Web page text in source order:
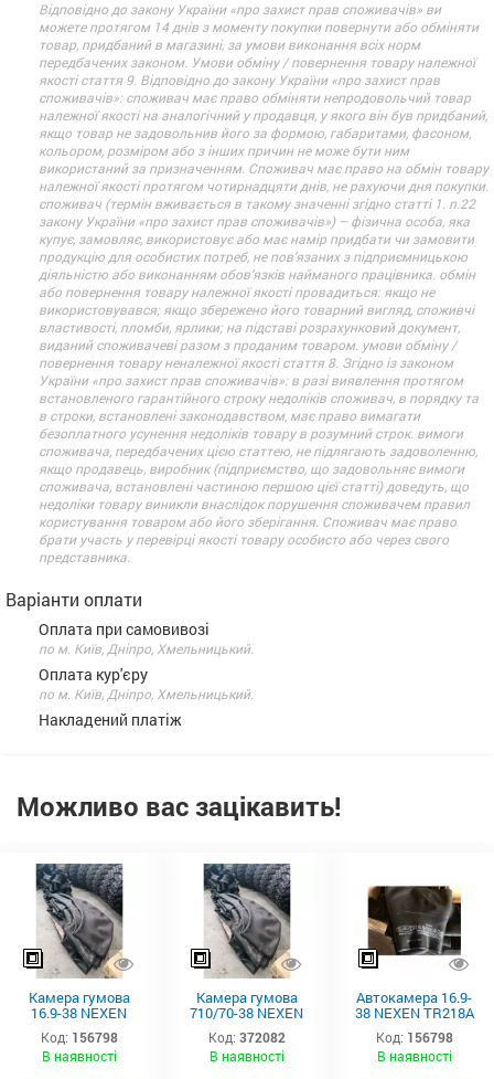
Відповідно до закону України «про захист прав споживачів» ви
можете протягом 14 днів з моменту покупки повернути або обміняти
товар, придбаний в магазині, за умови виконання всіх норм
передбачених законом. Умови обміну / повернення товару належної
якості стаття 9. Відповідно до закону України «про захист прав
споживачів»: споживач має право обміняти непродовольчий товар
належної якості на аналогічний у продавця, у якого він був придбаний,
якщо товар не задовольнив його за формою, габаритами, фасоном,
кольором, розміром або з інших причин не може бути ним
використаний за призначенням. Споживач має право на обмін товару
належної якості протягом чотирнадцяти днів, не рахуючи дня покупки.
споживач (термін вживається в такому значенні згідно статті 1. п.22
закону України «про захист прав споживачів») – фізична особа, яка
купує, замовляє, використовує або має намір придбати чи замовити
продукцію для особистих потреб, не пов’язаних з підприємницькою
діяльністю або виконанням обов’язків найманого працівника. обмін
або повернення товару належної якості провадиться: якщо не
використовувався; якщо збережено його товарний вигляд, споживчі
властивості, пломби, ярлики; на підставі розрахунковий документ,
виданий споживачеві разом з проданим товаром. умови обміну /
повернення товару неналежної якості стаття 8. Згідно із законом
України «про захист прав споживачів»: в разі виявлення протягом
встановленого гарантійного строку недоліків споживач, в порядку та
в строки, встановлені законодавством, має право вимагати
безоплатного усунення недоліків товару в розумний строк. вимоги
споживача, передбачених цією статтею, не підлягають задоволенню,
якщо продавець, виробник (підприємство, що задовольняє вимоги
споживача, встановлені частиною першою цієї статті) доведуть, що
недоліки товару виникли внаслідок порушення споживачем правил
користування товаром або його зберігання. Споживач має право
брати участь у перевірці якості товару особисто або через свого
представника.
Варіанти оплати
Оплата при самовивозі
по м. Київ, Дніпро, Хмельницький.
Оплата кур'єру
по м. Київ, Дніпро, Хмельницький.
Накладений платіж
Можливо вас зацікавить!
Камера гумова
16.9-38 NEXEN
TR218A (16.9/14-
38, 18.4/15-38,
480/70-38, 520/70-
Код: 156798
В наявності
Камера гумова
710/70-38 NEXEN
TR218A (650/85-
38)
Код: 372082
В наявності
Автокамера 16.9-
38 NEXEN TR218A
(16.9/14-38,
18.4/15-38, 480/70-
38, 520/70-38,
Код: 156798
В наявності